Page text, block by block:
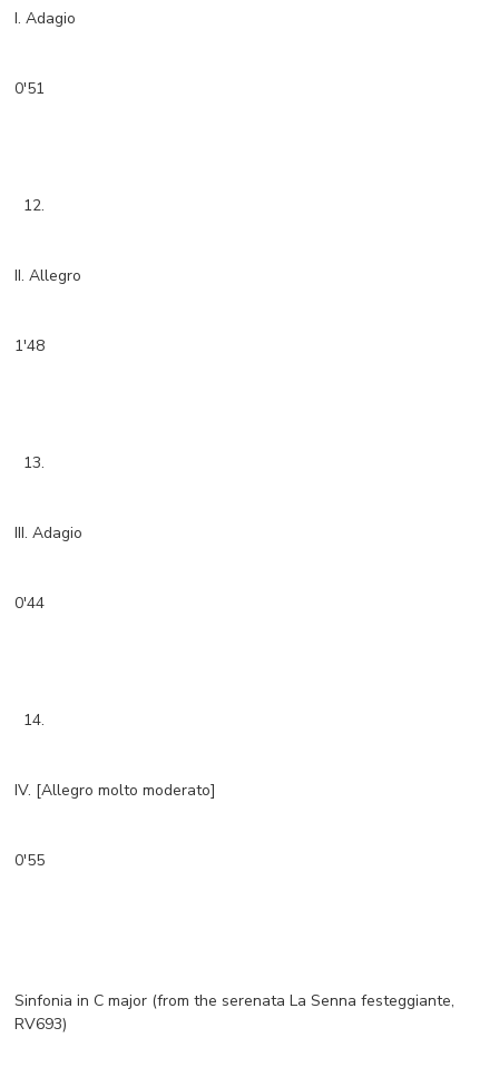
I. Adagio
0'51
12.
II. Allegro
1'48
13.
III. Adagio
0'44
14.
IV. [Allegro molto moderato]
0'55
Sinfonia in C major (from the serenata La Senna festeggiante,
RV693)